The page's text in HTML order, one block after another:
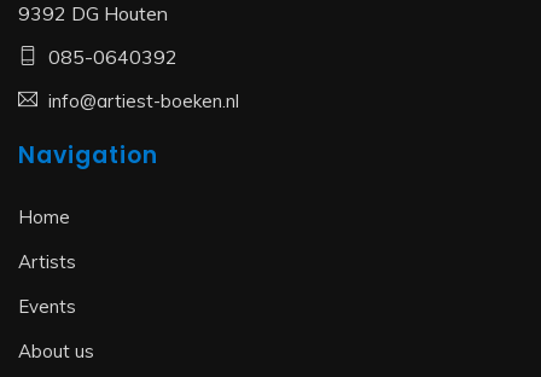
9392 DG Houten
085-0640392
info@artiest-boeken.nl
Navigation
Home
Artists
Events
About us